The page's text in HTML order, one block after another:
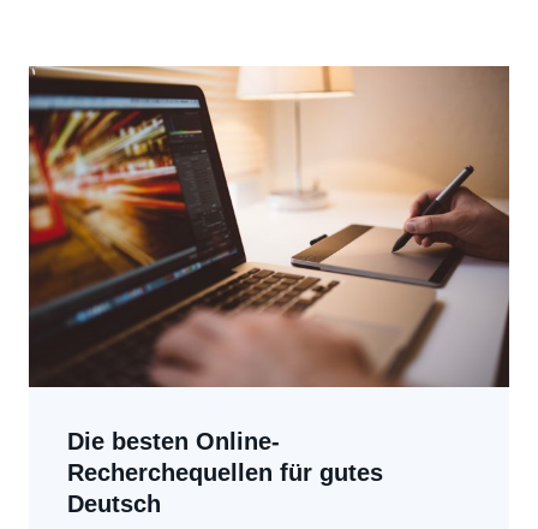
Die besten Online-
Recherchequellen für gutes
Deutsch